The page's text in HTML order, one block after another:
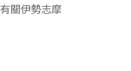
有關伊勢志摩